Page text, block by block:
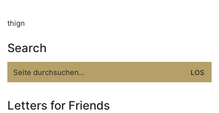
thign
Search
for:
Letters for Friends